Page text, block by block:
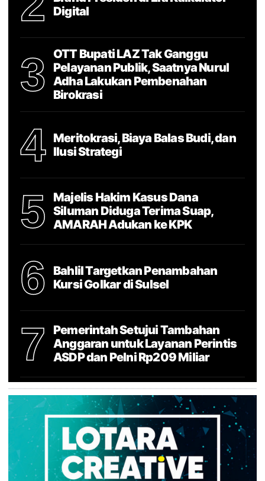
Digital
3
OTT Bupati LAZ Tak Ganggu
Pelayanan Publik, Saatnya Nurul
Adha Lakukan Pembenahan
Birokrasi
4
Meritokrasi, Biaya Balas Budi, dan
Ilusi Strategi
5
Majelis Hakim Kasus Dana
Siluman Diduga Terima Suap,
AMARAH Adukan ke KPK
6
Bahlil Targetkan Penambahan
Kursi Golkar di Sulsel
7
Pemerintah Setujui Tambahan
Anggaran untuk Layanan Perintis
ASDP dan Pelni Rp209 Miliar